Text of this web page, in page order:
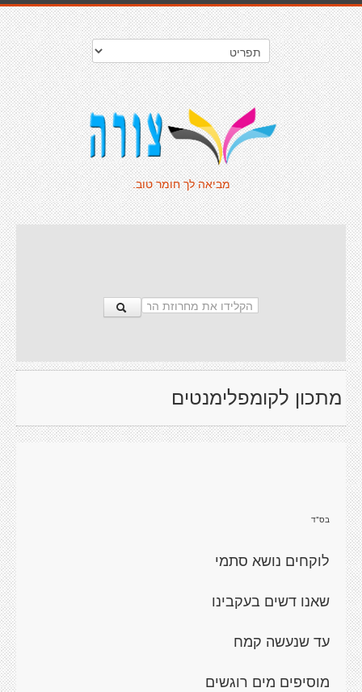
מביאה לך חומר טוב.
מתכון לקומפלימנטים
בס"ד
לוקחים נושא סתמי
שאנו דשים בעקבינו
עד שנעשה קמח
מוסיפים מים רוגשים